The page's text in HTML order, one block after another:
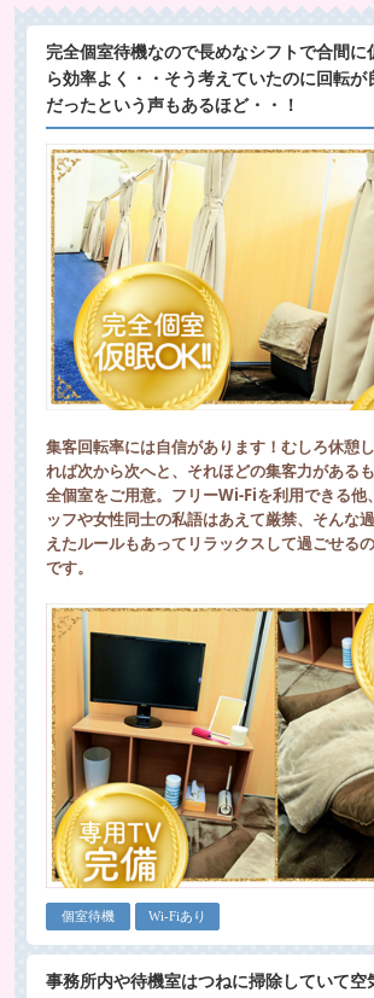
完全個室待機なので長めなシフトで合間に
ら効率よく・・そう考えていたのに回転が
だったという声もあるほど・・！
集客回転率には自信があります！むしろ休憩
れば次から次へと、それほどの集客力がある
全個室をご用意。フリーWi-Fiを利用できる他
ッフや女性同士の私語はあえて厳禁、そんな
えたルールもあってリラックスして過ごせる
です。
個室待機 Wi-Fiあり
事務所内や待機室はつねに掃除していて空